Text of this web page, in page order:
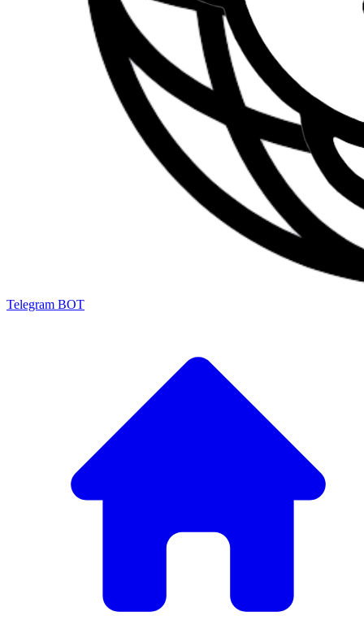
Telegram BOT